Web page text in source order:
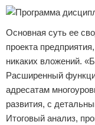
Основная суть ее
проекта
никаких вложений.
Расширенный
адресатам
развития, с
Итоговый анализ,